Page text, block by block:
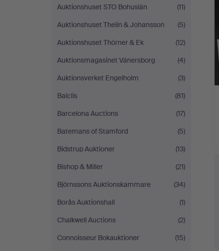
Auktionshuset STO Bohuslän
(11)
Auktionshuset Thelin & Johansson
(5)
Auktionshuset Thörner & Ek
(12)
Auktionsmagasinet Vänersborg
(4)
Auktionsverket Engelholm
(3)
Balclis
(81)
Barcelona Auctions
(17)
Batemans of Stamford
(5)
Bidstrup Auktioner
(13)
Bishop & Miller
(21)
Björnssons Auktionskammare
(34)
Borås Auktionshall
(1)
Chalkwell Auctions
(2)
Connoisseur Bokauktioner
(15)